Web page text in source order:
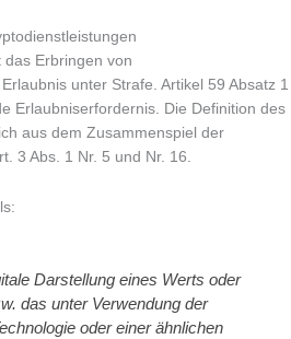
das Erbringen von
unter Strafe. Artikel 59 Absatz 1
Erlaubniserfordernis. Die Definition des
aus dem Zusammenspiel der
3 Abs. 1 Nr. 5 und Nr. 16.
Darstellung eines Werts oder
das unter Verwendung der
oder einer ähnlichen